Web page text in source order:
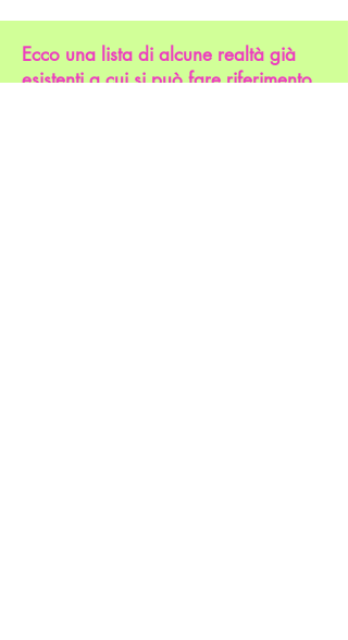
Ecco una lista di alcune realtà già
esistenti a cui si può fare riferimento